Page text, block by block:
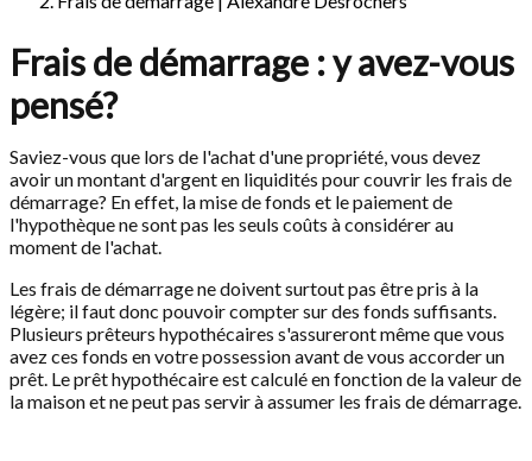
Frais de démarrage : y avez-vous
pensé?
Saviez-vous que lors de l'achat d'une propriété, vous devez
avoir un montant d'argent en liquidités pour couvrir les frais de
démarrage? En effet, la mise de fonds et le paiement de
l'hypothèque ne sont pas les seuls coûts à considérer au
moment de l'achat.
Les frais de démarrage ne doivent surtout pas être pris à la
légère; il faut donc pouvoir compter sur des fonds suffisants.
Plusieurs prêteurs hypothécaires s'assureront même que vous
avez ces fonds en votre possession avant de vous accorder un
prêt. Le prêt hypothécaire est calculé en fonction de la valeur de
la maison et ne peut pas servir à assumer les frais de démarrage.